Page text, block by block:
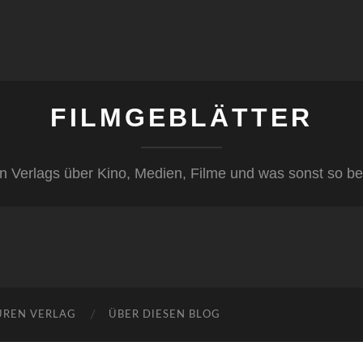
FILMGEBLÄTTER
Verlags über Kino, Medien, Filme und was sonst so
VERLAG ÜBER DIESEN BLOG